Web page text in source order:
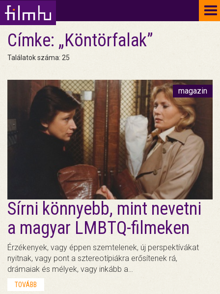
Címke: „Köntörfalak”
Találatok száma: 25
magazin
Sírni könnyebb, mint nevetni
a magyar LMBTQ-filmeken
Érzékenyek, vagy éppen szemtelenek, új perspektívákat
nyitnak, vagy pont a sztereotípiákra erősítenek rá,
drámaiak és mélyek, vagy inkább a…
TOVÁBB